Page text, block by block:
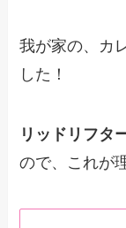
我が家の、カ
した！
リッドリフタ
ので、これが